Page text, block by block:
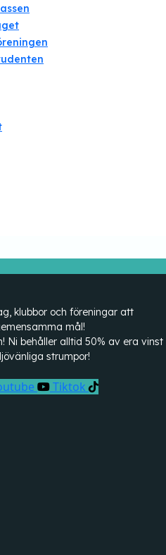
klubbor och föreningar att
mål!
Ni behåller alltid 50% av era vinst
strumpor!
Tiktok